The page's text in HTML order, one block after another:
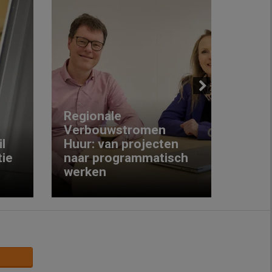
Regionale
Verbouwstromen
Huur: van projecten
naar programmatisch
werken
Next